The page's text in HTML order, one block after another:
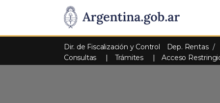
Consultas Trámites Acceso
Dir. de Fiscalización y Control Dep. Rentas